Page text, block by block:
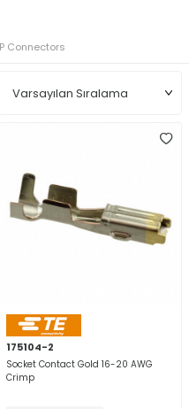
Connectors
175104-2
Socket Contact Gold 16-20 AWG
Crimp